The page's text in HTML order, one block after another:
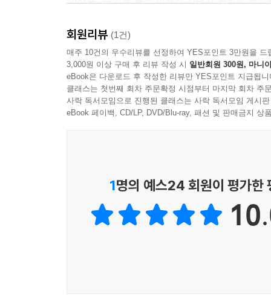
샛별과 같은 여인이다.
16. Je vous Prle D'agreer 제 맘을 받아주세요 /
영화속 아름다운 나신으로 기억되는 '뢰티샤 고
별들을 낭랑하게 노래하는 포크 가수이기도 하다.
시종일관 발랄하면서도 명료하게 읊조리고 있
뇌알여온 노력의 연속선이랄까. 그래선지 결곡한
바이얼린과 기타 등이 비빔밥으로 뒤섞여 혼합
어느 한켠에서 시방도 신나게 놀고 있을 터. 물
상처와 흉터로 도배된 여행자의 숙소에 울려나는
아련한 젓대소리와 잊을 수 없는 기타 선율, 순
여행자들은 이 노래들을 귀가 아닌 가슴으로 들어
(아울로스 미디어 월드뮤직 사업부, 2011)
회원리뷰 (1건)
매주 10건의 우수리뷰를 선정하여 YES포인트 3만원을 드
3,000원 이상 구매 후 리뷰 작성 시 일반회원 300원, 마니
eBook은 다운로드 후 작성한 리뷰만 YES포인트 지급됩니
클래스는 첫번째 회차 주문확정 시점부터 마지막 회차 주
사락 독서모임으로 진행된 클래스는 사락 독서모임 게시
eBook 페이백, CD/LP, DVD/Blu-ray, 패션 및 판매금지 상
1명의 예스24 회원이 평가한